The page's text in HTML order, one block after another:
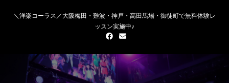
＼洋楽コーラス／大阪梅田・難波・神戸・高田馬場・御徒町で無料体験レ
ッスン実施中♪